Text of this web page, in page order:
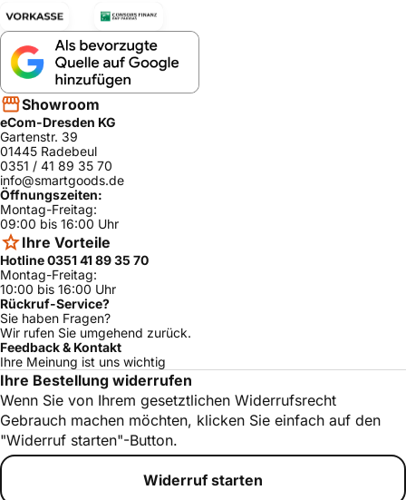
Showroom
eCom-Dresden KG
Gartenstr. 39
01445 Radebeul
0351 / 41 89 35 70
info@smartgoods.de
Öffnungszeiten:
Montag-Freitag:
09:00 bis 16:00 Uhr
Ihre Vorteile
Hotline 0351 41 89 35 70
Montag-Freitag:
10:00 bis 16:00 Uhr
Rückruf-Service?
Sie haben Fragen?
Wir rufen Sie umgehend zurück.
Feedback & Kontakt
Ihre Meinung ist uns wichtig
Ihre Bestellung widerrufen
Wenn Sie von Ihrem gesetztlichen Widerrufsrecht
Gebrauch machen möchten, klicken Sie einfach auf den
"Widerruf starten"-Button.
Widerruf starten